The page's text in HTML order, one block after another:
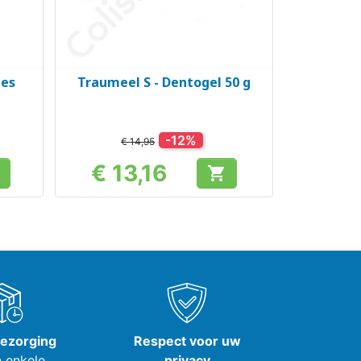
Snel bekijken
Traumeel S - Dentogel 50 g
€ 14,95 -12%
Prijs
€ 13,16 
Respect voor uw